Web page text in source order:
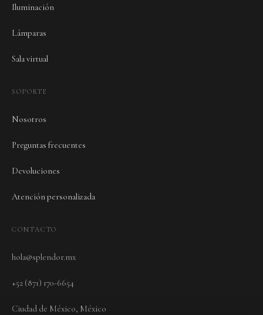
Iluminación
Lámparas
Sala virtual
SOPORTE
Nosotros
Preguntas frecuentes
Devoluciones
Atención personalizada
CONTACTO
hola@splendor.mx
+52 (871) 170-6654
Ciudad de México, México